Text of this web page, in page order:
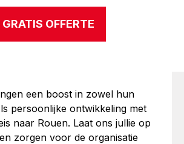
GRATIS OFFERTE
IN ROUEN
een boost in zowel hun
persoonlijke ontwikkeling met
naar Rouen. Laat ons jullie op
zorgen voor de organisatie